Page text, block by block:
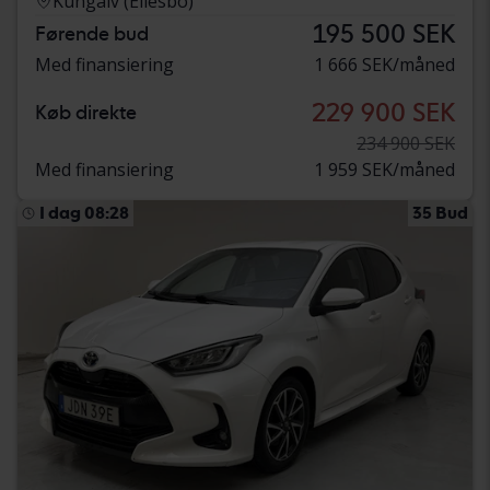
Førende bud 195 500 SEK
Med finansiering 1 666 SEK/måned
Køb direkte 229 900 SEK
234 900 SEK
Med finansiering
1 959 SEK/måned
I dag 08:28 35 Bud